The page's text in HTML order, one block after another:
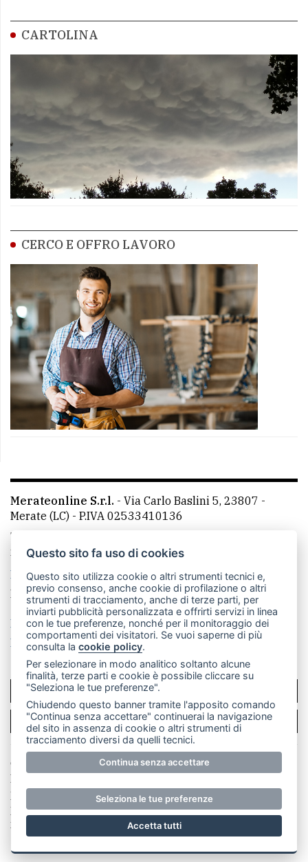
CARTOLINA
CERCO E OFFRO LAVORO
Merateonline S.r.l. - Via Carlo Baslini 5, 23807 -
Merate (LC) - P.IVA 02533410136
Telefono:
mail: redazione@merateonline.it
La redazione
CasateOnline LeccoOnline
RSS
Made by VIP
Privacy policy
Cookie policy
Rivedi le tue scelte sui cookie
SCRIVICI
PER LA TUA PUBBLICITÀ
© Copyright Merateonline S.r.l. - Tutti i diritti riservati.
E' proibita la riproduzione e pubblicazione anche
parziale di testi, articoli e immagini senza la
preventiva autorizzazione scritta dell'editore. RI Lecco
numero Rea LC 291.277 - Capitale sociale 10.329,14 €
Questo sito fa uso di cookies
Questo sito utilizza cookie o altri strumenti tecnici e,
previo consenso, anche cookie di profilazione o altri
strumenti di tracciamento, anche di terze parti, per
inviarti pubblicità personalizzata e offrirti servizi in linea
con le tue preferenze, nonché per il monitoraggio dei
comportamenti dei visitatori. Se vuoi saperne di più
consulta lacookie policy.
Per selezionare in modo analitico soltanto alcune
finalità, terze parti e cookie è possibile cliccare su
"Seleziona le tue preferenze".
Chiudendo questo banner tramite l'apposito comando
"Continua senza accettare" continuerai la navigazione
del sito in assenza di cookie o altri strumenti di
tracciamento diversi da quelli tecnici.
Continua senza accettare
Seleziona le tue preferenze
Accetta tutti